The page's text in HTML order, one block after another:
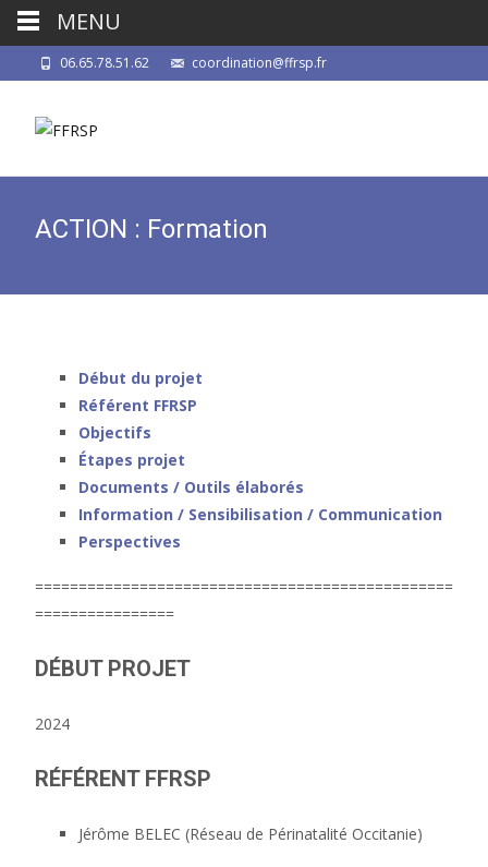
06.65.78.51.62 coordination@ffrsp.fr
ACTION : Formation
Début du projet
Référent FFRSP
Objectifs
Étapes projet
Documents / Outils élaborés
Information / Sensibilisation / Communication
Perspectives
================================================
================
DÉBUT PROJET
2024
RÉFÉRENT FFRSP
Jérôme BELEC (Réseau de Périnatalité Occitanie)
MENU